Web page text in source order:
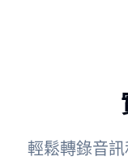
輕鬆轉錄音